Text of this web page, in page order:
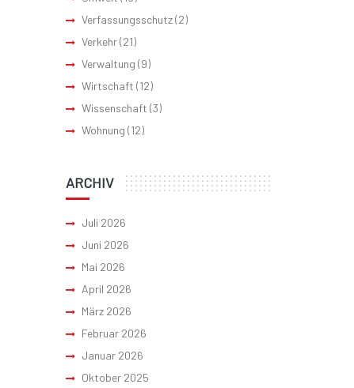
Verfassungsschutz(2)
Verkehr(21)
Verwaltung (9)
Wirtschaft (12)
Wissenschaft (3)
Wohnung (12)
ARCHIV
Juli 2026
Juni 2026
Mai 2026
April 2026
März 2026
Februar 2026
Januar 2026
Oktober 2025